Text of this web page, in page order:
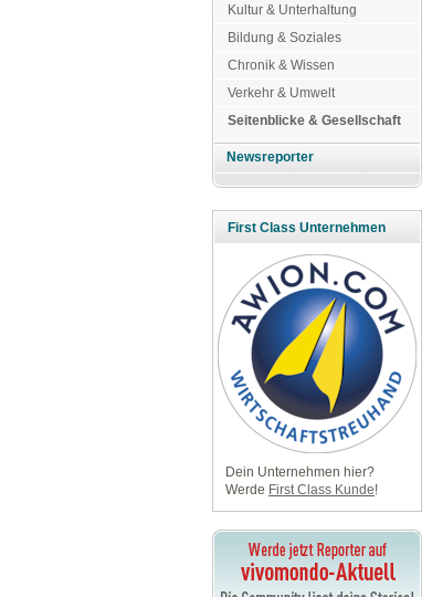
Kultur & Unterhaltung
Bildung & Soziales
Chronik & Wissen
Verkehr & Umwelt
Seitenblicke & Gesellschaft
Newsreporter
First Class Unternehmen
Dein Unternehmen hier?
Werde First Class Kunde!